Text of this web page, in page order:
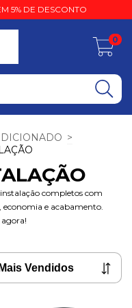
5% DE DESCONTO
0
>
completos com
economia e acabamento.